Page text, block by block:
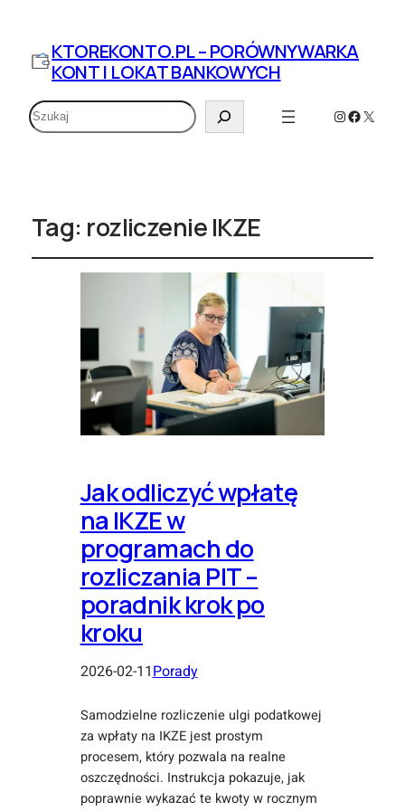
KTOREKONTO.PL – PORÓWNYWARKA
KONT I LOKAT BANKOWYCH
Szukaj Instagram
X
Tag: rozliczenie IKZE
Jak odliczyć wpłatę
na IKZE w
programach do
rozliczania PIT –
poradnik krok po
kroku
2026-02-11Porady
Samodzielne rozliczenie ulgi podatkowej
za wpłaty na IKZE jest prostym
procesem, który pozwala na realne
oszczędności. Instrukcja pokazuje, jak
poprawnie wykazać te kwoty w rocznym